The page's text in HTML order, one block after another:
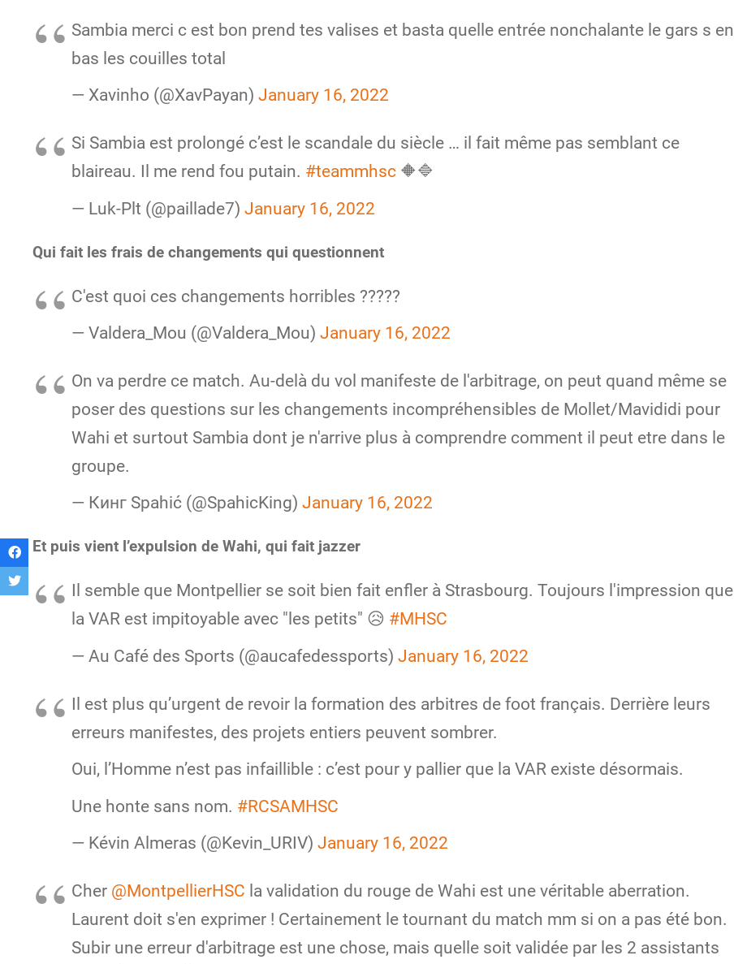
Sambia merci c est bon prend tes valises et basta quelle entrée nonchalante le gars s en
bas les couilles total
— Xavinho (@XavPayan) January 16, 2022
Si Sambia est prolongé c’est le scandale du siècle … il fait même pas semblant ce
blaireau. Il me rend fou putain. #teammhsc 🔶🔷
— Luk-Plt (@paillade7) January 16, 2022
Qui fait les frais de changements qui questionnent
C'est quoi ces changements horribles ?????
— Valdera_Mou (@Valdera_Mou) January 16, 2022
On va perdre ce match. Au-delà du vol manifeste de l'arbitrage, on peut quand même se
poser des questions sur les changements incompréhensibles de Mollet/Mavididi pour
Wahi et surtout Sambia dont je n'arrive plus à comprendre comment il peut etre dans le
groupe.
— Кинг Spahić (@SpahicKing) January 16, 2022
Et puis vient l’expulsion de Wahi, qui fait jazzer
Il semble que Montpellier se soit bien fait enfler à Strasbourg. Toujours l'impression que
la VAR est impitoyable avec "les petits" 😥 #MHSC
— Au Café des Sports (@aucafedessports) January 16, 2022
Il est plus qu’urgent de revoir la formation des arbitres de foot français. Derrière leurs
erreurs manifestes, des projets entiers peuvent sombrer.
Oui, l’Homme n’est pas infaillible : c’est pour y pallier que la VAR existe désormais.
Une honte sans nom. #RCSAMHSC
— Kévin Almeras (@Kevin_URIV) January 16, 2022
Cher @MontpellierHSC la validation du rouge de Wahi est une véritable aberration.
Laurent doit s'en exprimer ! Certainement le tournant du match mm si on a pas été bon.
Subir une erreur d'arbitrage est une chose, mais quelle soit validée par les 2 assistants